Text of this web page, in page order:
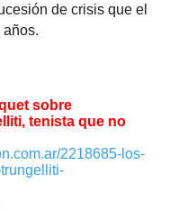
de crisis que el
años.
sobre
tenista que no
2218685-los-